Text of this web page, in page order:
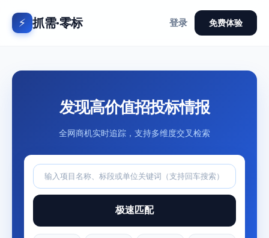
⚡ 抓需·零标 登录 免费体验
发现高价值招投标情报
全网商机实时追踪，支持多维度交叉检索
极速匹配